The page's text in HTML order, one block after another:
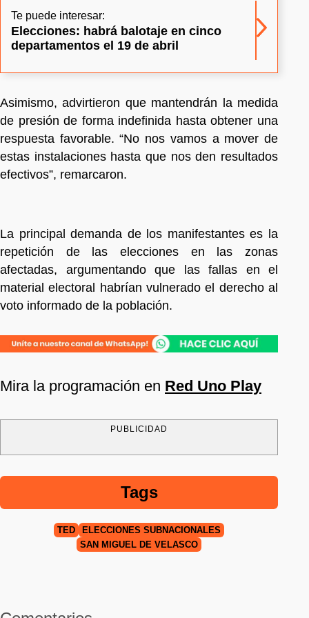
Te puede interesar:
Elecciones: habrá balotaje en cinco
departamentos el 19 de abril
Asimismo, advirtieron que mantendrán la medida
de presión de forma indefinida hasta obtener una
respuesta favorable. “No nos vamos a mover de
estas instalaciones hasta que nos den resultados
efectivos”, remarcaron.
La principal demanda de los manifestantes es la
repetición de las elecciones en las zonas
afectadas, argumentando que las fallas en el
material electoral habrían vulnerado el derecho al
voto informado de la población.
Mira la programación en Red Uno Play
PUBLICIDAD
Tags
TED
ELECCIONES SUBNACIONALES
SAN MIGUEL DE VELASCO